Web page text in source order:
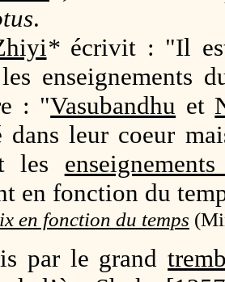
.
*écrivit : "Il
enseignements
: "Vasubandhu et
dans leur coeur
les
en fonction du
en fonction du temps
par le grand